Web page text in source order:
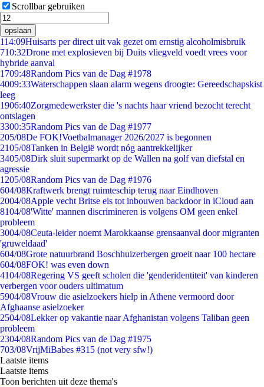
Scrollbar gebruiken
opslaan
114:09Huisarts per direct uit vak gezet om ernstig alcoholmisbruik
710:32Drone met explosieven bij Duits vliegveld voedt vrees voor
hybride aanval
1709:48Random Pics van de Dag #1978
4009:33Waterschappen slaan alarm wegens droogte: Gereedschapskist
leeg
1906:40Zorgmedewerkster die 's nachts haar vriend bezocht terecht
ontslagen
3300:35Random Pics van de Dag #1977
205/08De FOK!Voetbalmanager 2026/2027 is begonnen
2105/08Tanken in België wordt nóg aantrekkelijker
3405/08Dirk sluit supermarkt op de Wallen na golf van diefstal en
agressie
1205/08Random Pics van de Dag #1976
604/08Kraftwerk brengt ruimteschip terug naar Eindhoven
2004/08Apple vecht Britse eis tot inbouwen backdoor in iCloud aan
8104/08'Witte' mannen discrimineren is volgens OM geen enkel
probleem
3004/08Ceuta-leider noemt Marokkaanse grensaanval door migranten
'gruweldaad'
604/08Grote natuurbrand Boschhuizerbergen groeit naar 100 hectare
604/08FOK! was even down
4104/08Regering VS geeft scholen die 'genderidentiteit' van kinderen
verbergen voor ouders ultimatum
5904/08Vrouw die asielzoekers hielp in Athene vermoord door
Afghaanse asielzoeker
2504/08Lekker op vakantie naar Afghanistan volgens Taliban geen
probleem
2304/08Random Pics van de Dag #1975
703/08VrijMiBabes #315 (not very sfw!)
Laatste items
Laatste items
Toon berichten uit deze thema's